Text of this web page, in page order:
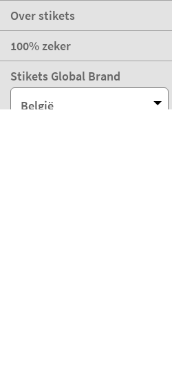
Over stikets
100% zeker
Stikets Global Brand
België